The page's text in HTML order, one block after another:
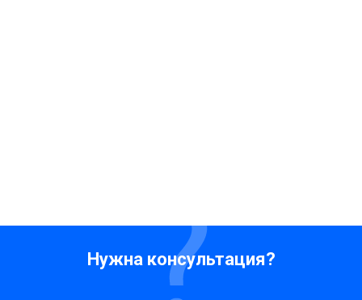
Нужна консультация?